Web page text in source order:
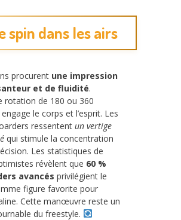
spin dans les airs
procurent une impression
et de fluidité.
rotation de 180 ou 360
le corps et l’esprit. Les
ressentent un vertige
qui stimule la concentration
Les statistiques de
révèlent que 60 %
avancés privilégient le
figure favorite pour
Cette manœuvre reste un
du freestyle.